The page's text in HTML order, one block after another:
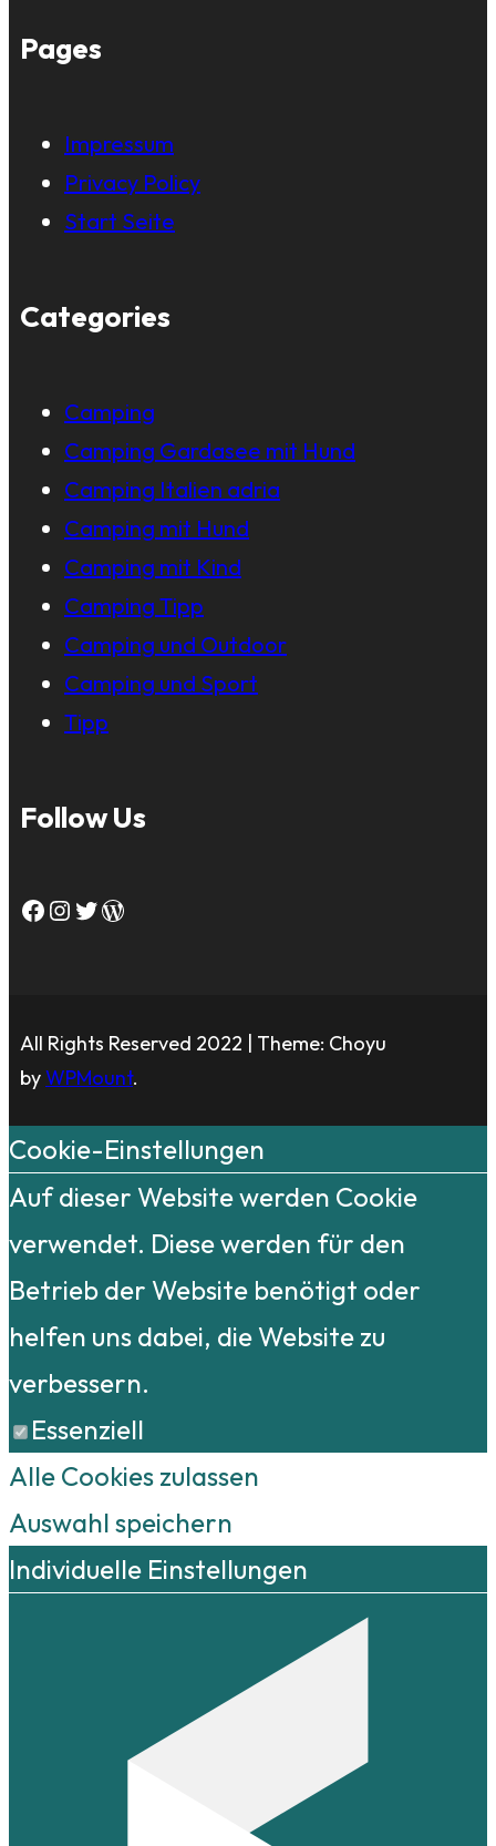
Pages
Impressum
Privacy Policy
Start Seite
Categories
Camping
Camping Gardasee mit Hund
Camping Italien adria
Camping mit Hund
Camping mit Kind
Camping Tipp
Camping und Outdoor
Camping und Sport
Tipp
Follow Us
Facebook Instagram Twitter WordPress
All Rights Reserved 2022 | Theme: Choyu
byWPMount.
Cookie-Einstellungen
Auf dieser Website werden Cookie
verwendet. Diese werden für den
Betrieb der Website benötigt oder
helfen uns dabei, die Website zu
verbessern.
Essenziell
Alle Cookies zulassen
Auswahl speichern
Individuelle Einstellungen